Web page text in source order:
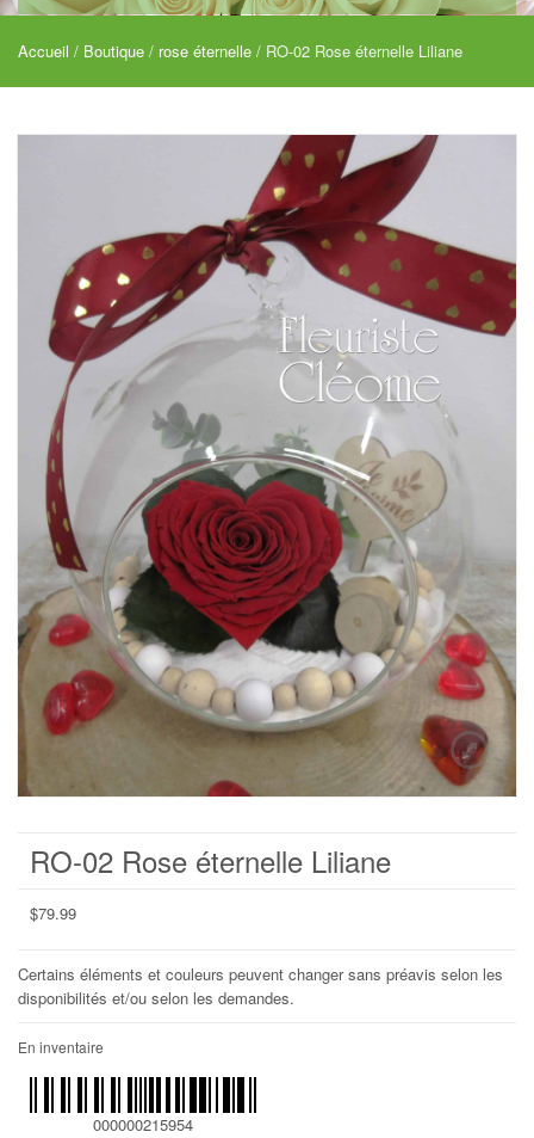
Accueil / Boutique / rose éternelle / RO-02 Rose éternelle Liliane
RO-02 Rose éternelle Liliane
$79.99
Certains éléments et couleurs peuvent changer sans préavis selon les
disponibilités et/ou selon les demandes.
En inventaire
000000215954